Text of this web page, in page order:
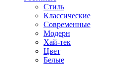
Стиль
Классические
Современные
Модерн
Хай-тек
Цвет
Белые